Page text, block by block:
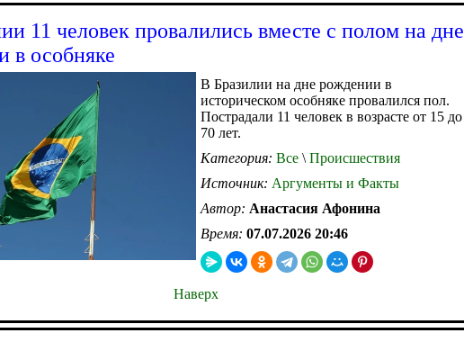
11 человек провалились вместе с полом на дне
в особняке
В Бразилии на дне рождении в
историческом особняке провалился пол.
Пострадали 11 человек в возрасте от 15 до
70 лет.
Категория: Все \ Происшествия
Источник: Аргументы и Факты
Автор: Анастасия Афонина
Время: 07.07.2026 20:46
Наверх